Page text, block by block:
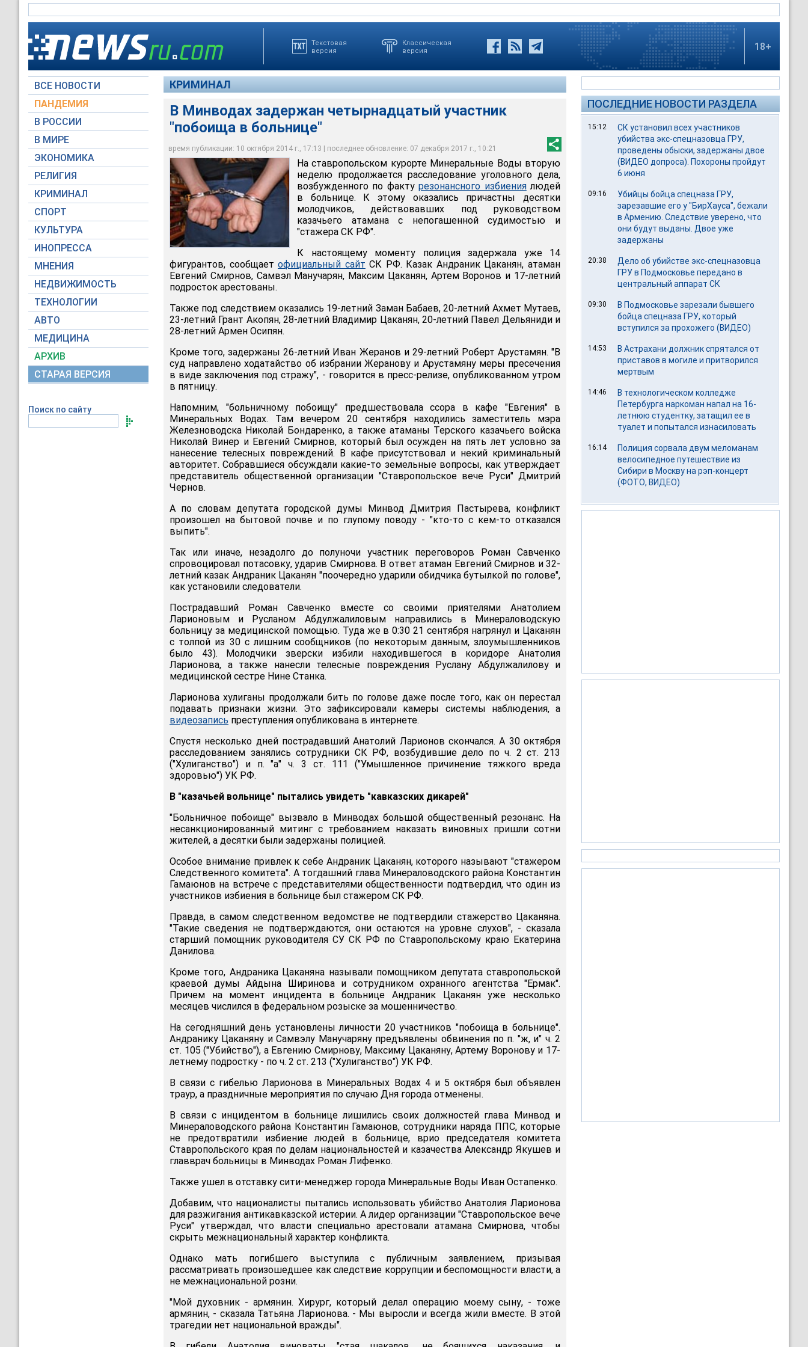
Текстовая
версия
Классическая
версия
18+
ВСЕ НОВОСТИ
ПАНДЕМИЯ
В РОССИИ
В МИРЕ
ЭКОНОМИКА
РЕЛИГИЯ
КРИМИНАЛ
СПОРТ
КУЛЬТУРА
ИНОПРЕССА
МНЕНИЯ
НЕДВИЖИМОСТЬ
ТЕХНОЛОГИИ
АВТО
МЕДИЦИНА
АРХИВ
СТАРАЯ ВЕРСИЯ
Поиск по сайту
КРИМИНАЛ
В Минводах задержан четырнадцатый участник
"побоища в больнице"
время публикации: 10 октября 2014 г., 17:13 | последнее обновление: 07 декабря 2017 г., 10:21
В Минводах задержан четырнадцатый участник "побоища в больнице"
Фото NEWSru.com
На ставропольском курорте Минеральные Воды вторую
неделю продолжается расследование уголовного дела,
возбужденного по фактурезонансного избиениялюдей
в больнице. К этому оказались причастны десятки
молодчиков, действовавших под руководством
казачьего атамана с непогашенной судимостью и
"стажера СК РФ".
К настоящему моменту полиция задержала уже 14
фигурантов, сообщаетофициальный сайт СК РФ. Казак Андраник Цаканян, атаман
Евгений Смирнов, Самвэл Манучарян, Максим Цаканян, Артем Воронов и 17-летний
подросток арестованы.
Также под следствием оказались 19-летний Заман Бабаев, 20-летний Ахмет Мутаев,
23-летний Грант Акопян, 28-летний Владимир Цаканян, 20-летний Павел Дельяниди и
28-летний Армен Осипян.
Кроме того, задержаны 26-летний Иван Жеранов и 29-летний Роберт Арустамян. "В
суд направлено ходатайство об избрании Жеранову и Арустамяну меры пресечения
в виде заключения под стражу", - говорится в пресс-релизе, опубликованном утром
в пятницу.
Напомним, "больничному побоищу" предшествовала ссора в кафе "Евгения" в
Минеральных Водах. Там вечером 20 сентября находились заместитель мэра
Железноводска Николай Бондаренко, а также атаманы Терского казачьего войска
Николай Винер и Евгений Смирнов, который был осужден на пять лет условно за
нанесение телесных повреждений. В кафе присутствовал и некий криминальный
авторитет. Собравшиеся обсуждали какие-то земельные вопросы, как утверждает
представитель общественной организации "Ставропольское вече Руси" Дмитрий
Чернов.
А по словам депутата городской думы Минвод Дмитрия Пастырева, конфликт
произошел на бытовой почве и по глупому поводу - "кто-то с кем-то отказался
выпить".
Так или иначе, незадолго до полуночи участник переговоров Роман Савченко
спровоцировал потасовку, ударив Смирнова. В ответ атаман Евгений Смирнов и 32-
летний казак Андраник Цаканян "поочередно ударили обидчика бутылкой по голове",
как установили следователи.
Пострадавший Роман Савченко вместе со своими приятелями Анатолием
Ларионовым и Русланом Абдулжалиловым направились в Минераловодскую
больницу за медицинской помощью. Туда же в 0:30 21 сентября нагрянул и Цаканян
с толпой из 30 с лишним сообщников (по некоторым данным, злоумышленников
было 43). Молодчики зверски избили находившегося в коридоре Анатолия
Ларионова, а также нанесли телесные повреждения Руслану Абдулжалилову и
медицинской сестре Нине Станка.
Ларионова хулиганы продолжали бить по голове даже после того, как он перестал
подавать признаки жизни. Это зафиксировали камеры системы наблюдения, а
видеозапись преступления опубликована в интернете.
Спустя несколько дней пострадавший Анатолий Ларионов скончался. А 30 октября
расследованием занялись сотрудники СК РФ, возбудившие дело по ч. 2 ст. 213
("Хулиганство") и п. "а" ч. 3 ст. 111 ("Умышленное причинение тяжкого вреда
здоровью") УК РФ.
В "казачьей вольнице" пытались увидеть "кавказских дикарей"
"Больничное побоище" вызвало в Минводах большой общественный резонанс. На
несанкционированный митинг с требованием наказать виновных пришли сотни
жителей, а десятки были задержаны полицией.
Особое внимание привлек к себе Андраник Цаканян, которого называют "стажером
Следственного комитета". А тогдашний глава Минераловодского района Константин
Гамаюнов на встрече с представителями общественности подтвердил, что один из
участников избиения в больнице был стажером СК РФ.
Правда, в самом следственном ведомстве не подтвердили стажерство Цаканяна.
"Такие сведения не подтверждаются, они остаются на уровне слухов", - сказала
старший помощник руководителя СУ СК РФ по Ставропольскому краю Екатерина
Данилова.
Кроме того, Андраника Цаканяна называли помощником депутата ставропольской
краевой думы Айдына Ширинова и сотрудником охранного агентства "Ермак".
Причем на момент инцидента в больнице Андраник Цаканян уже несколько
месяцев числился в федеральном розыске за мошенничество.
На сегодняшний день установлены личности 20 участников "побоища в больнице".
Андранику Цаканяну и Самвэлу Манучаряну предъявлены обвинения по п. "ж, и" ч. 2
ст. 105 ("Убийство"), а Евгению Смирнову, Максиму Цаканяну, Артему Воронову и 17-
летнему подростку - по ч. 2 ст. 213 ("Хулиганство") УК РФ.
В связи с гибелью Ларионова в Минеральных Водах 4 и 5 октября был объявлен
траур, а праздничные мероприятия по случаю Дня города отменены.
В связи с инцидентом в больнице лишились своих должностей глава Минвод и
Минераловодского района Константин Гамаюнов, сотрудники наряда ППС, которые
не предотвратили избиение людей в больнице, врио председателя комитета
Ставропольского края по делам национальностей и казачества Александр Якушев и
главврач больницы в Минводах Роман Лифенко.
Также ушел в отставку сити-менеджер города Минеральные Воды Иван Остапенко.
Добавим, что националисты пытались использовать убийство Анатолия Ларионова
для разжигания антикавказской истерии. А лидер организации "Ставропольское вече
Руси" утверждал, что власти специально арестовали атамана Смирнова, чтобы
скрыть межнациональный характер конфликта.
Однако мать погибшего выступила с публичным заявлением, призывая
рассматривать произошедшее как следствие коррупции и беспомощности власти, а
не межнациональной розни.
"Мой духовник - армянин. Хирург, который делал операцию моему сыну, - тоже
армянин, - сказала Татьяна Ларионова. - Мы выросли и всегда жили вместе. В этой
трагедии нет национальной вражды".
ПОСЛЕДНИЕ НОВОСТИ РАЗДЕЛА
15:12
СК установил всех участников
убийства экс-спецназовца ГРУ,
проведены обыски, задержаны двое
(ВИДЕО допроса). Похороны пройдут
6 июня
09:16
Убийцы бойца спецназа ГРУ,
зарезавшие его у "БирХауса", бежали
в Армению. Следствие уверено, что
они будут выданы. Двое уже
задержаны
20:38
Дело об убийстве экс-спецназовца
ГРУ в Подмосковье передано в
центральный аппарат СК
09:30
В Подмосковье зарезали бывшего
бойца спецназа ГРУ, который
вступился за прохожего (ВИДЕО)
14:53
В Астрахани должник спрятался от
приставов в могиле и притворился
мертвым
14:46
В технологическом колледже
Петербурга наркоман напал на 16-
летнюю студентку, затащил ее в
туалет и попытался изнасиловать
16:14
Полиция сорвала двум меломанам
велосипедное путешествие из
Сибири в Москву на рэп-концерт
(ФОТО, ВИДЕО)